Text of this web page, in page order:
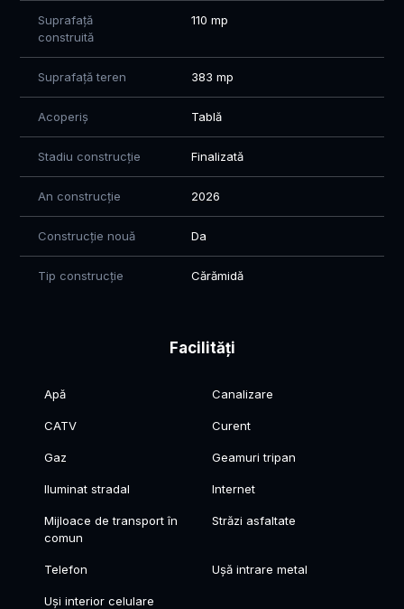
Suprafață
construită
110 mp
Suprafață teren 383 mp
Acoperiș Tablă
Stadiu construcție Finalizată
An construcție 2026
Construcție nouă Da
Tip construcție Cărămidă
Facilități
Apă Canalizare
CATV Curent
Gaz Geamuri tripan
Iluminat stradal Internet
Mijloace de transport în
comun
Străzi asfaltate
Telefon Ușă intrare metal
Uși interior celulare